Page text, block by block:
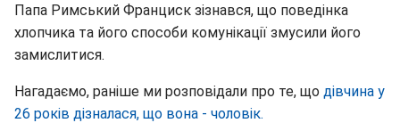
Папа Римський Франциск зізнався, що поведінка
хлопчика та його способи комунікації змусили його
замислитися.
Нагадаємо, раніше ми розповідали про те, що дівчина у
26 років дізналася, що вона - чоловік.